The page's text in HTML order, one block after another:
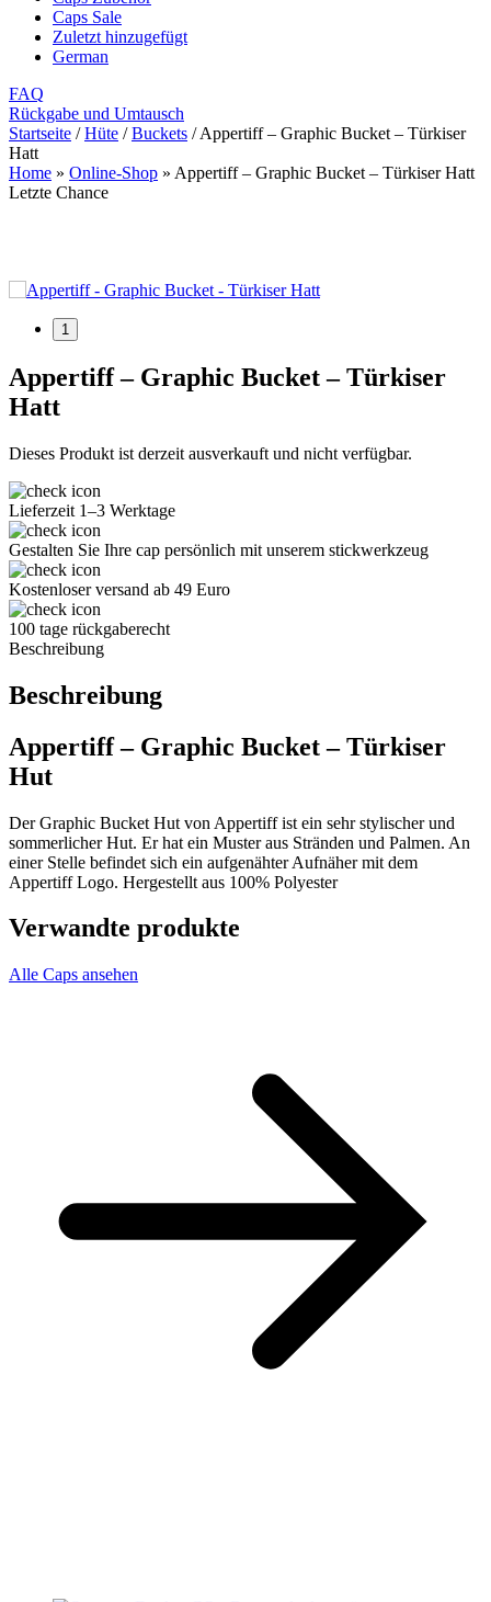
Caps Sale
Zuletzt hinzugefügt
German
FAQ
Rückgabe und Umtausch
Startseite / Hüte / Buckets / Appertiff – Graphic Bucket – Türkiser
Hatt
Home » Online-Shop » Appertiff – Graphic Bucket – Türkiser Hatt
Letzte Chance
1
Appertiff – Graphic Bucket – Türkiser
Hatt
Dieses Produkt ist derzeit ausverkauft und nicht verfügbar.
Lieferzeit 1–3 Werktage
Gestalten Sie Ihre cap persönlich mit unserem stickwerkzeug
Kostenloser versand ab 49 Euro
100 tage rückgaberecht
Beschreibung
Beschreibung
Appertiff – Graphic Bucket – Türkiser
Hut
Der Graphic Bucket Hut von Appertiff ist ein sehr stylischer und
sommerlicher Hut. Er hat ein Muster aus Stränden und Palmen. An
einer Stelle befindet sich ein aufgenähter Aufnäher mit dem
Appertiff Logo. Hergestellt aus 100% Polyester
Verwandte produkte
Alle Caps ansehen